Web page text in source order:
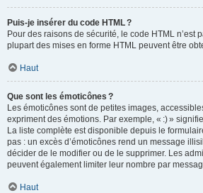
Puis-je insérer du code HTML ?
Pour des raisons de sécurité, le code HTML n’est
plupart des mises en forme HTML peuvent être
Haut
Que sont les émoticônes ?
Les émoticônes sont de petites images,
expriment des émotions. Par exemple, « :) »
La liste complète est disponible depuis le
pas : un excès d’émoticônes rend un message
décider de le modifier ou de le supprimer. Les
peuvent également limiter leur nombre par
Haut